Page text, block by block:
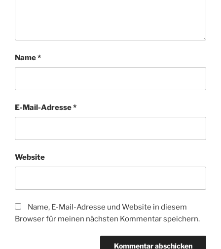
Name*
E-Mail-Adresse*
Website
Name, E-Mail-Adresse und Website in diesem
Browser für meinen nächsten Kommentar speichern.